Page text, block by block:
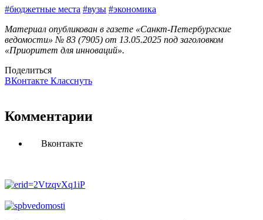
#бюджетные места #вузы #экономика
Материал опубликован в газете «Санкт-Петербургские
ведомости» № 83 (7905) от 13.05.2025 под заголовком
«Приоритет для инноваций».
Поделиться
ВКонтакте Класснуть
Комментарии
Вконтакте